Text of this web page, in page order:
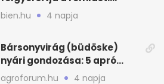
zónákra figyelj
bien.hu 4 napja
Bársonyvirág (büdöske)
nyári gondozása: 5 apró
lépés a dús virágzásért
agroforum.hu 4 napja